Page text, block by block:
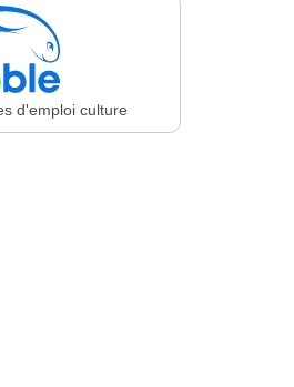
d'emploi culture